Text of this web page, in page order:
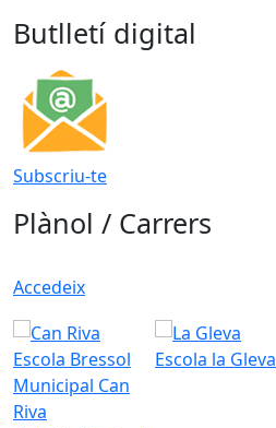
Butlletí digital
Subscriu-te
Plànol / Carrers
Accedeix
Escola Bressol
Municipal Can
Riva
Escola la Gleva